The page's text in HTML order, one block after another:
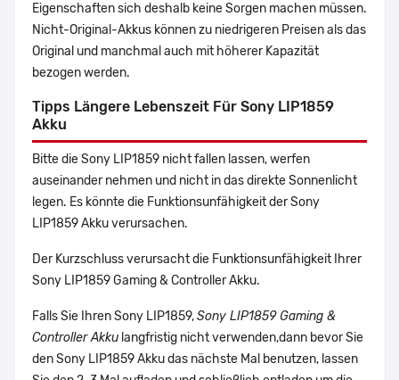
Eigenschaften sich deshalb keine Sorgen machen müssen.
Nicht-Original-Akkus können zu niedrigeren Preisen als das
Original und manchmal auch mit höherer Kapazität
bezogen werden.
Tipps Längere Lebenszeit Für Sony LIP1859
Akku
Bitte die Sony LIP1859 nicht fallen lassen, werfen
auseinander nehmen und nicht in das direkte Sonnenlicht
legen. Es könnte die Funktionsunfähigkeit der Sony
LIP1859 Akku verursachen.
Der Kurzschluss verursacht die Funktionsunfähigkeit Ihrer
Sony LIP1859 Gaming & Controller Akku.
Falls Sie Ihren Sony LIP1859,Sony LIP1859 Gaming &
Controller Akku langfristig nicht verwenden,dann bevor Sie
den Sony LIP1859 Akku das nächste Mal benutzen, lassen